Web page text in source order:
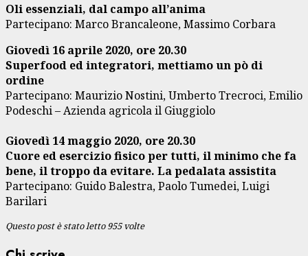
Oli essenziali, dal campo all’anima
Partecipano: Marco Brancaleone, Massimo Corbara
Giovedì 16 aprile 2020, ore 20.30
Superfood ed integratori, mettiamo un pò di
ordine
Partecipano: Maurizio Nostini, Umberto Trecroci, Emilio
Podeschi – Azienda agricola il Giuggiolo
Giovedì 14 maggio 2020, ore 20.30
Cuore ed esercizio fisico per tutti, il minimo che fa
bene, il troppo da evitare. La pedalata assistita
Partecipano: Guido Balestra, Paolo Tumedei, Luigi
Barilari
Questo post è stato letto 955 volte